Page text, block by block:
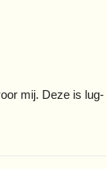
mij. Deze is lug-